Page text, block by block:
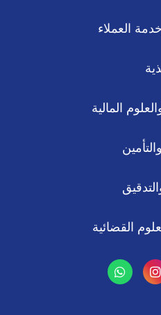
العملاء
المالية
القضائية
I
n
s
W
h
a